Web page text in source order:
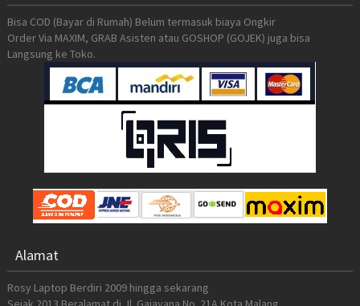
Bisa COD (Bayar di Rumah) Belum termasuk biaya Ongkir
Order Via MAXIM, GRAB Asisten atau GOSHOP (GOJEK) juga bisa
Langsung ke Toko.
Alamat
Rosy Laptop Berdiri 2009 hingga sekarang